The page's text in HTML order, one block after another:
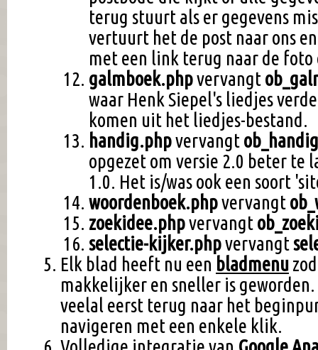
terug stuurt als er gegevens
vertuurt het de post naar ons
met een link terug naar de
galmboek.phpvervangt
waar Henk Siepel's liedjes
komen uit het liedjes-bestand.
handig.phpvervangt
opgezet om versie 2.0 beter te
1.0. Het is/was ook een soort
woordenboek.phpvervangt
zoekidee.phpvervangt
selectie-kijker.phpvervangt
Elk blad heeft nu een bladmenu
makkelijker en sneller is
veelal eerst terug naar het
navigeren met een enkele klik.